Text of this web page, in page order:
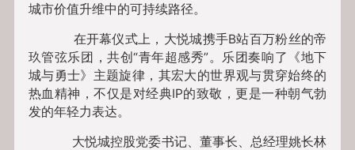
城市价值升维中的可持续路径。
在开幕仪式上，大悦城携手B站百万粉丝的帝
玖管弦乐团，共创“青年超感秀”。乐团奏响了《地下
城与勇士》主题旋律，其宏大的世界观与贯穿始终的
热血精神，不仅是对经典IP的致敬，更是一种朝气勃
发的年轻力表达。
大悦城控股党委书记、董事长、总经理姚长林